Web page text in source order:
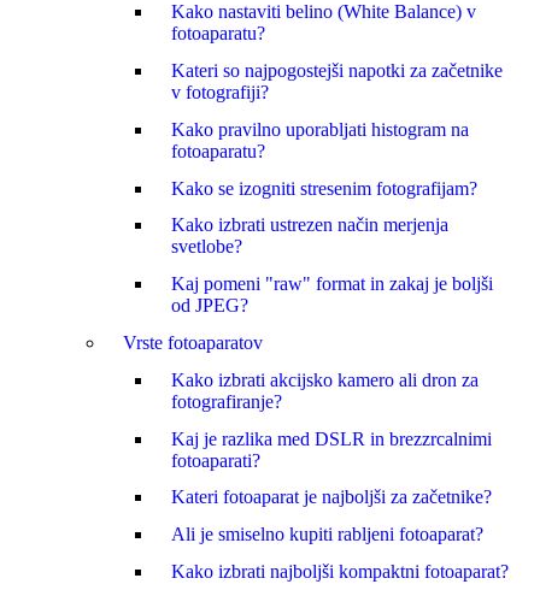
Kako nastaviti belino (White Balance) v
fotoaparatu?
Kateri so najpogostejši napotki za začetnike
v fotografiji?
Kako pravilno uporabljati histogram na
fotoaparatu?
Kako se izogniti stresenim fotografijam?
Kako izbrati ustrezen način merjenja
svetlobe?
Kaj pomeni "raw" format in zakaj je boljši
od JPEG?
Vrste fotoaparatov
Kako izbrati akcijsko kamero ali dron za
fotografiranje?
Kaj je razlika med DSLR in brezzrcalnimi
fotoaparati?
Kateri fotoaparat je najboljši za začetnike?
Ali je smiselno kupiti rabljeni fotoaparat?
Kako izbrati najboljši kompaktni fotoaparat?